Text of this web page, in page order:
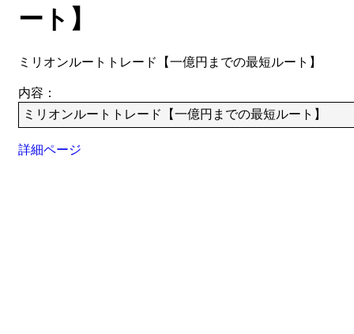
ート】
ミリオンルートトレード【一億円までの最短ルート】
内容：
ミリオンルートトレード【一億円までの最短ルート】
詳細ページ